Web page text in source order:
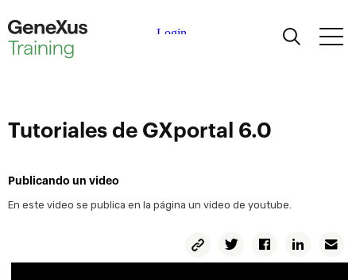
Certificaciones
Partners Académicos
Ayuda
Tutoriales de GXportal 6.0
Publicando un video
En este video se publica en la página un video de youtube.
Copiar
Permalink
Twitter FacebookLinkedin